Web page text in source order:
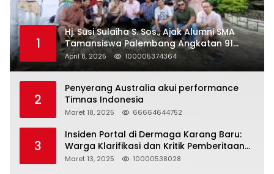
1
Hj. Susi Sulaiha S. Sos., Ajak Alumni SMA
Tamansiswa Palembang Angkatan 91
Halal Bihalal
April 8, 2025 100005374364
2
Penyerang Australia akui performance
Timnas Indonesia
Maret 18, 2025 66664644752
3
Insiden Portal di Dermaga Karang Baru:
Warga Klarifikasi dan Kritik Pemberitaan
yang Tidak Akurat
Maret 13, 2025 10000538028